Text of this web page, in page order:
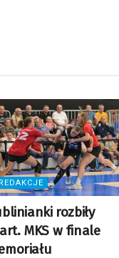
REDAKCJE
rozbiły
MKS w finale